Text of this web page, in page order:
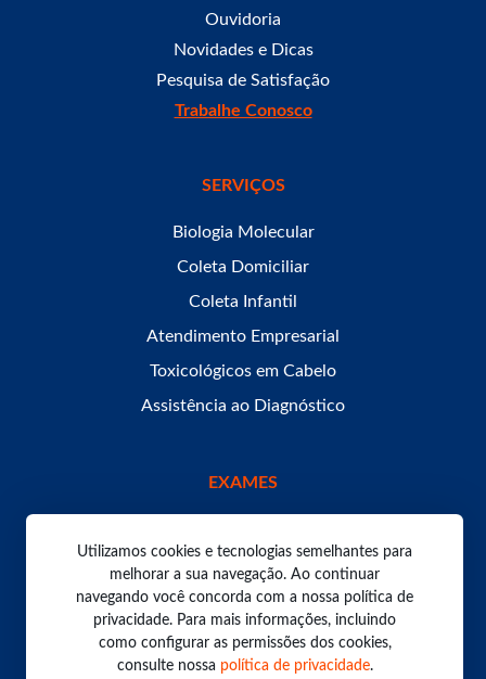
Ouvidoria
Novidades e Dicas
Pesquisa de Satisfação
Trabalhe Conosco
SERVIÇOS
Biologia Molecular
Coleta Domiciliar
Coleta Infantil
Atendimento Empresarial
Toxicológicos em Cabelo
Assistência ao Diagnóstico
EXAMES
Todos os direitos reservados. Laboratório Bom Pastor
2026.
Política de Privacidade
Utilizamos cookies e tecnologias semelhantes para
melhorar a sua navegação. Ao continuar
navegando você concorda com a nossa política de
privacidade. Para mais informações, incluindo
como configurar as permissões dos cookies,
consulte nossa política de privacidade.